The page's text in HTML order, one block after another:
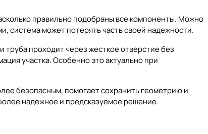
правильно подобраны все компоненты. Можно
система может потерять часть своей надежности.
проходит через жесткое отверстие без
участка. Особенно это актуально при
безопасным, помогает сохранить геометрию и
надежное и предсказуемое решение.